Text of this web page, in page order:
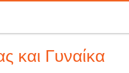
και Γυναίκα